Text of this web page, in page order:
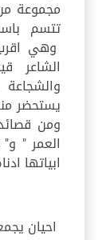
مجموعة
تتسم
وهي
الشاعر
يستحضر
ومن
العمر "
ابياتها
احيان